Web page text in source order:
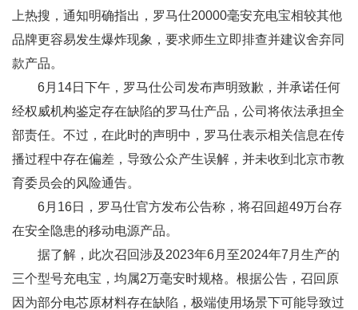
上热搜，通知明确指出，罗马仕20000毫安充电宝相较其他
品牌更容易发生爆炸现象，要求师生立即排查并建议舍弃同
款产品。
6月14日下午，罗马仕公司发布声明致歉，并承诺任何
经权威机构鉴定存在缺陷的罗马仕产品，公司将依法承担全
部责任。不过，在此时的声明中，罗马仕表示相关信息在传
播过程中存在偏差，导致公众产生误解，并未收到北京市教
育委员会的风险通告。
6月16日，罗马仕官方发布公告称，将召回超49万台存
在安全隐患的移动电源产品。
据了解，此次召回涉及2023年6月至2024年7月生产的
三个型号充电宝，均属2万毫安时规格。根据公告，召回原
因为部分电芯原材料存在缺陷，极端使用场景下可能导致过